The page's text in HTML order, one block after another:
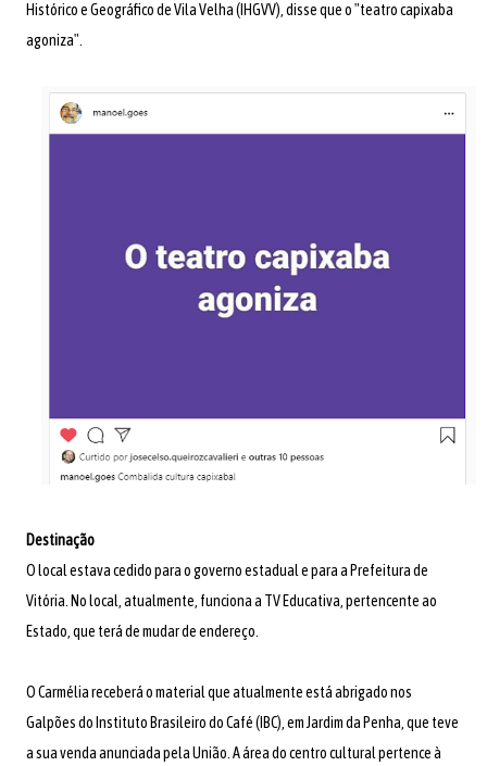
Histórico e Geográfico de Vila Velha (IHGVV), disse que o "teatro capixaba
agoniza".
Destinação
O local estava cedido para o governo estadual e para a Prefeitura de
Vitória. No local, atualmente, funciona a TV Educativa, pertencente ao
Estado, que terá de mudar de endereço.
O Carmélia receberá o material que atualmente está abrigado nos
Galpões do Instituto Brasileiro do Café (IBC) , em Jardim da Penha, que teve
a sua venda anunciada pela União. Aárea do centro cultural pertence à